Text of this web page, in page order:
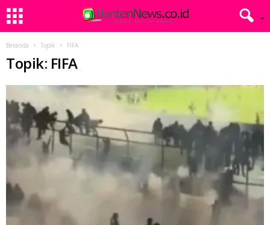
Beranda Topik FIFA
Topik: FIFA